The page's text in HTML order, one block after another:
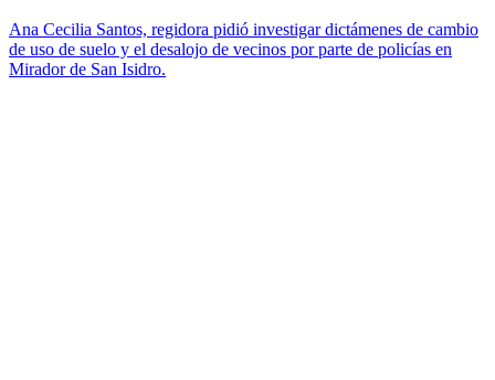
Ana Cecilia Santos, regidora pidió investigar dictámenes de cambio
de uso de suelo y el desalojo de vecinos por parte de policías en
Mirador de San Isidro.